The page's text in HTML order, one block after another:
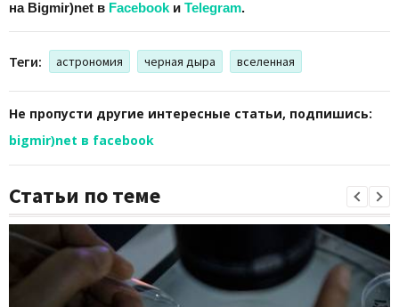
на Bigmir)net в Facebook и Telegram.
Теги: астрономия черная дыра вселенная
Не пропусти другие интересные статьи, подпишись:
bigmir)net в facebook
Статьи по теме